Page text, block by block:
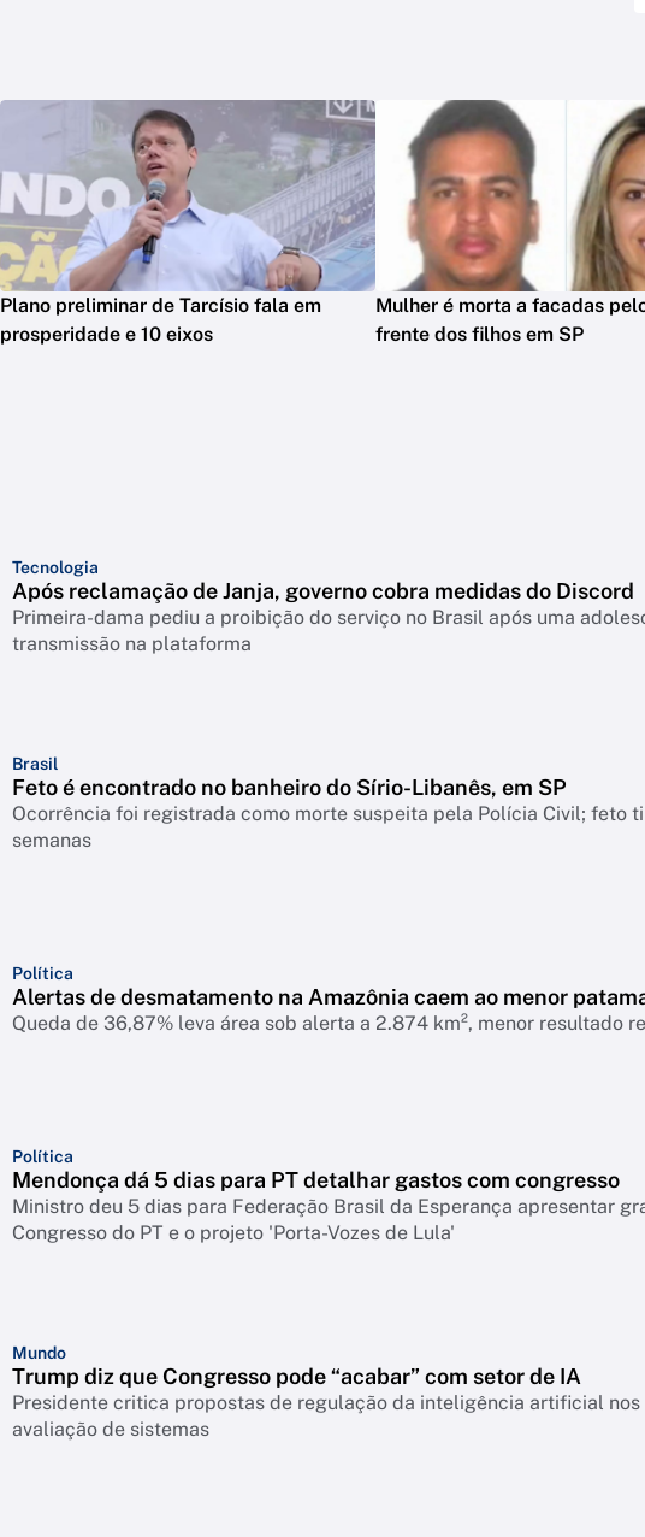
Plano preliminar de Tarcísio fala em
prosperidade e 10 eixos
Mulher é morta a facadas
frente dos filhos em SP
Tecnologia
Após reclamação de Janja, governo cobra medidas do Discord
Primeira-dama pediu a proibição do serviço no Brasil após uma
transmissão na plataforma
Brasil
Feto é encontrado no banheiro do Sírio-Libanês, em SP
Ocorrência foi registrada como morte suspeita pela Polícia Civil; feto
semanas
Política
Alertas de desmatamento na Amazônia caem ao menor
Queda de 36,87% leva área sob alerta a 2.874 km², menor resultado
Política
Mendonça dá 5 dias para PT detalhar gastos com congresso
Ministro deu 5 dias para Federação Brasil da Esperança apresentar
Congresso do PT e o projeto 'Porta-Vozes de Lula'
Mundo
Trump diz que Congresso pode “acabar” com setor de IA
Presidente critica propostas de regulação da inteligência artificial nos
avaliação de sistemas